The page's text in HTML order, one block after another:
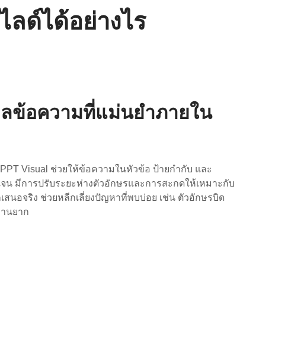
ด์ได้อย่างไร
ข้อความที่แม่นยำภายใน
Visual ช่วยให้ข้อความในหัวข้อ ป้ายกำกับ และ
น มีการปรับระยะห่างตัวอักษรและการสะกดให้เหมาะกับ
สนอจริง ช่วยหลีกเลี่ยงปัญหาที่พบบ่อย เช่น ตัวอักษรบิด
นยาก